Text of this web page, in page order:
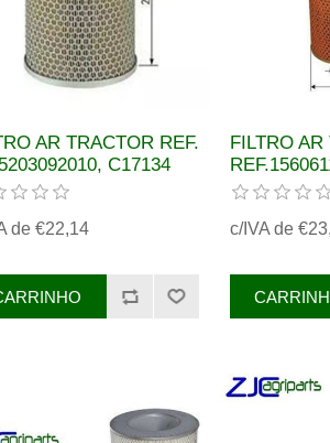
AR TRACTOR REF.
C17134
de €22,14
FILTRO
7000011080
RE45825,
c/IVA de